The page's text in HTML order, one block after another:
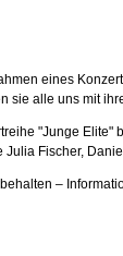
eines
sie alle uns mit
"Junge
Julia Fischer,
–